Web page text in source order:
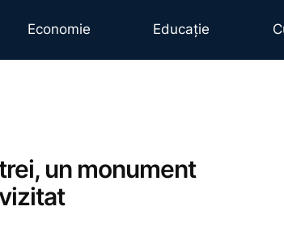
Economie Educație
un monument